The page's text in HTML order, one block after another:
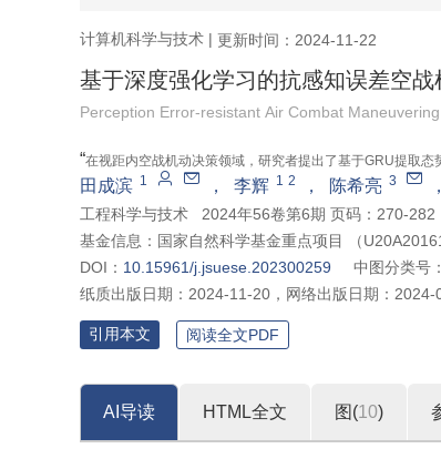
计算机科学与技术 | 更新时间：2024-11-22
基于深度强化学习的抗感知误差空战
Perception Error-resistant Air Combat
“在视距内空战机动决策领域，研究者提出了基于GRU提取
田成滨 1 ， 李辉 1 2 ， 陈希亮 3
工程科学与技术
2024年56卷第6期 页码：270-282
基金信息： 国家自然科学基金重点项目 （
DOI： 10.15961/j.jsuese.202300259 中图分类号：
纸质出版日期： 2024-11-20 ， 网络出版日期： 2024-
引用本文 阅读全文PDF
AI导读 HTML全文 图(10)